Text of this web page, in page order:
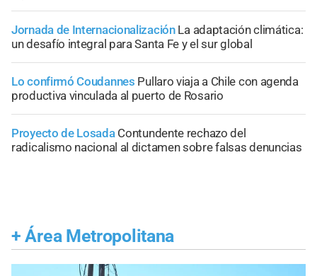
Jornada de Internacionalización La adaptación climática:
un desafío integral para Santa Fe y el sur global
Lo confirmó Coudannes Pullaro viaja a Chile con agenda
productiva vinculada al puerto de Rosario
Proyecto de Losada Contundente rechazo del
radicalismo nacional al dictamen sobre falsas denuncias
+ Área Metropolitana